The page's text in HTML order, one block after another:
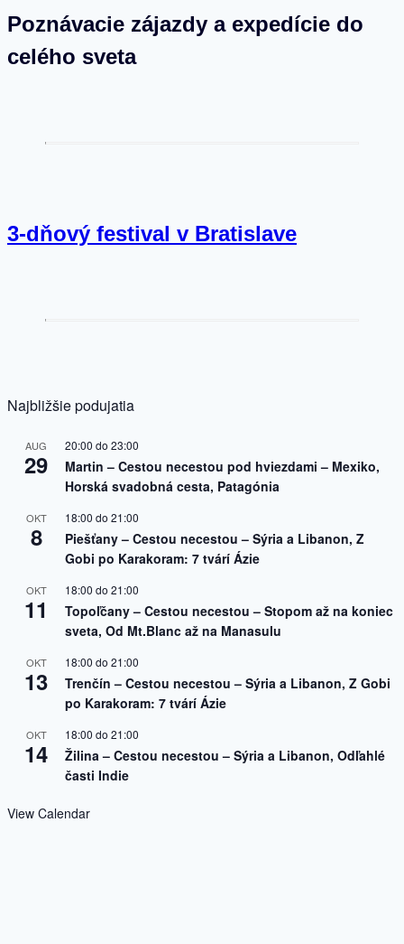
Poznávacie zájazdy a expedície do
celého sveta
3-dňový festival v Bratislave
Najbližšie podujatia
AUG
29
20:00 do 23:00
Martin – Cestou necestou pod hviezdami – Mexiko,
Horská svadobná cesta, Patagónia
OKT
8
18:00 do 21:00
Piešťany – Cestou necestou – Sýria a Libanon, Z
Gobi po Karakoram: 7 tvárí Ázie
OKT
11
18:00 do 21:00
Topoľčany – Cestou necestou – Stopom až na koniec
sveta, Od Mt.Blanc až na Manasulu
OKT
13
18:00 do 21:00
Trenčín – Cestou necestou – Sýria a Libanon, Z Gobi
po Karakoram: 7 tvárí Ázie
OKT
14
18:00 do 21:00
Žilina – Cestou necestou – Sýria a Libanon, Odľahlé
časti Indie
View Calendar